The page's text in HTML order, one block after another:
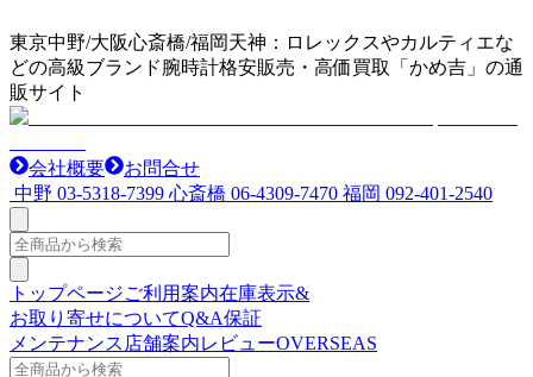
東京中野/大阪心斎橋/福岡天神：ロレックスやカルティエな
どの高級ブランド腕時計格安販売・高価買取「かめ吉」の通
販サイト
会社概要
お問合せ
中野 03-5318-7399 心斎橋 06-4309-7470 福岡 092-401-2540
トップページご利用案内在庫表示&
お取り寄せについてQ&A保証
メンテナンス 店舗案内レビューOVERSEAS